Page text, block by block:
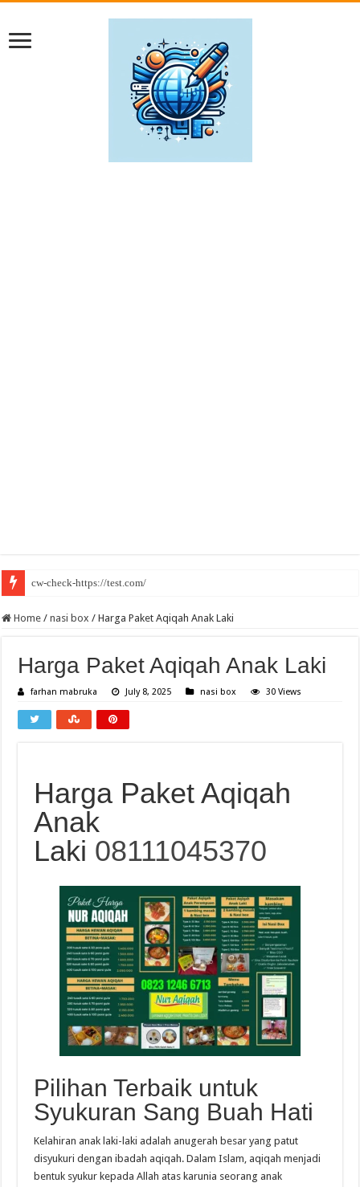
cw-check-https://test.com/
Home / nasi box / Harga Paket Aqiqah Anak Laki
Harga Paket Aqiqah Anak Laki
farhan mabruka July 8, 2025 nasi box 30 Views
Harga Paket Aqiqah
Anak
Laki 08111045370
Pilihan Terbaik untuk
Syukuran Sang Buah Hati
Kelahiran anak laki-laki adalah anugerah besar yang patut
disyukuri dengan ibadah aqiqah. Dalam Islam, aqiqah menjadi
bentuk syukur kepada Allah atas karunia seorang anak